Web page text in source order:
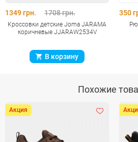
1349 грн. 1708 грн.
Кроссовки детские Joma JARAMA
коричневые JJARAW2534V
В корзину
350
Похожие
Акция